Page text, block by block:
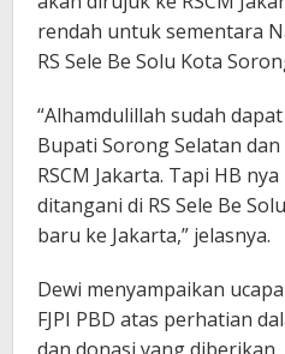
rendah untuk sementara
RS Sele Be Solu Kota
“Alhamdulillah sudah
Bupati Sorong Selatan
RSCM Jakarta. Tapi HB
ditangani di RS Sele Be
baru ke Jakarta,” jelasnya.
Dewi menyampaikan
FJPI PBD atas perhatian